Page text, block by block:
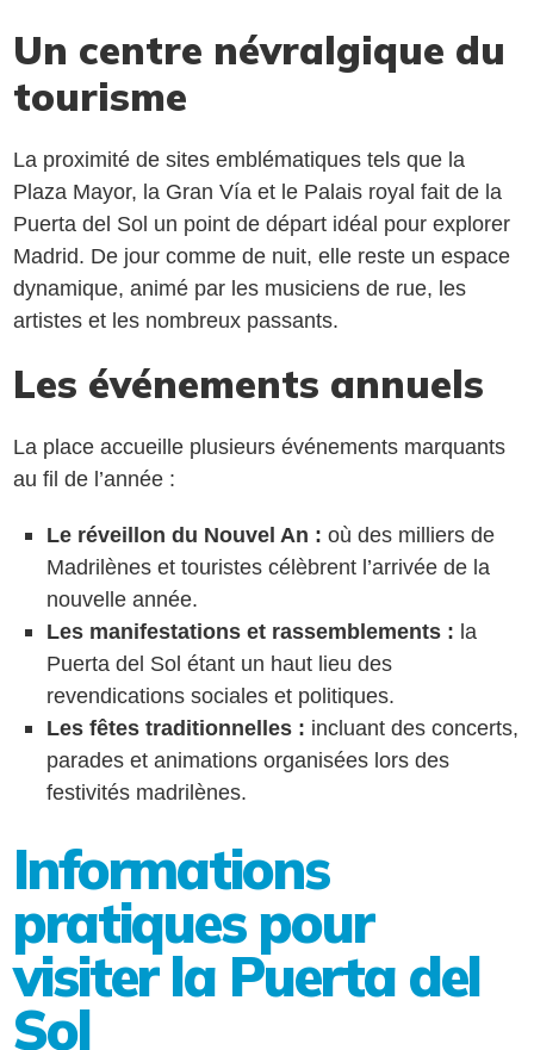
Un centre névralgique du
tourisme
La proximité de sites emblématiques tels que la
Plaza Mayor, la Gran Vía et le Palais royal fait de la
Puerta del Sol un point de départ idéal pour explorer
Madrid. De jour comme de nuit, elle reste un espace
dynamique, animé par les musiciens de rue, les
artistes et les nombreux passants.
Les événements annuels
La place accueille plusieurs événements marquants
au fil de l’année :
Le réveillon du Nouvel An : où des milliers de
Madrilènes et touristes célèbrent l’arrivée de la
nouvelle année.
Les manifestations et rassemblements : la
Puerta del Sol étant un haut lieu des
revendications sociales et politiques.
Les fêtes traditionnelles : incluant des concerts,
parades et animations organisées lors des
festivités madrilènes.
Informations
pratiques pour
visiter la Puerta del
Sol